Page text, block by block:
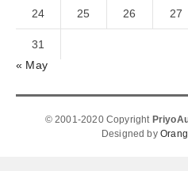
24 25 26 27
31
« May
© 2001-2020 Copyright
Designed by